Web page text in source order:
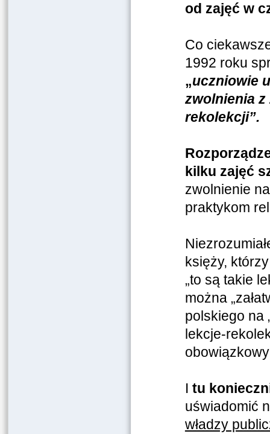
od zajęć w
Co
1992 roku
„uczniowie
zwolnienia
rekolekcji”.
kilku zajęć
zwolnienie
praktykom
księży,
„to są takie
można
polskiego na
lekcje-
I tu
uświadomić
władzy